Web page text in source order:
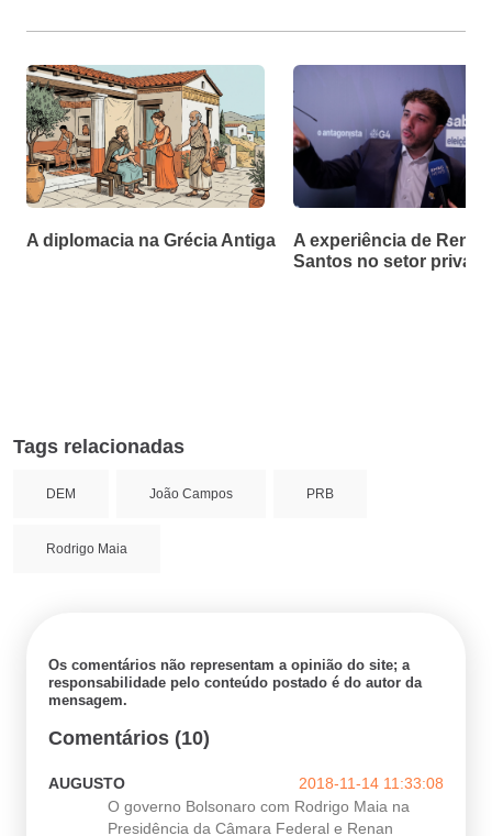
A diplomacia na Grécia Antiga
A experiência de Renan
Santos no setor
Tags relacionadas
DEM João Campos PRB
Rodrigo Maia
Os comentários não representam a opinião do site; a
responsabilidade pelo conteúdo postado é do autor da
mensagem.
Comentários (10)
AUGUSTO
2018-11-14 11:33:08
O governo Bolsonaro com Rodrigo Maia na
Presidência da Câmara Federal e Renan